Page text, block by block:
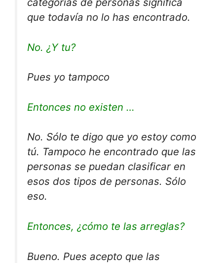
que todavía no lo has encontrado.
No. ¿Y tu?
Pues yo tampoco
Entonces no existen …
No. Sólo te digo que yo estoy como
tú. Tampoco he encontrado que las
personas se puedan clasificar en
esos dos tipos de personas. Sólo
eso.
Entonces, ¿cómo te las arreglas?
Bueno. Pues acepto que las